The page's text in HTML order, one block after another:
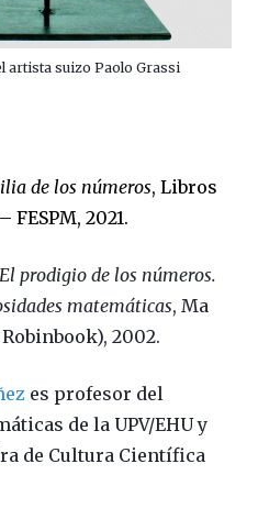
artista suizo Paolo Grassi
de los números, Libros
FESPM, 2021.
El prodigio de los números.
matemáticas, Ma
2002.
es profesor del
de la UPV/EHU y
de Cultura Científica